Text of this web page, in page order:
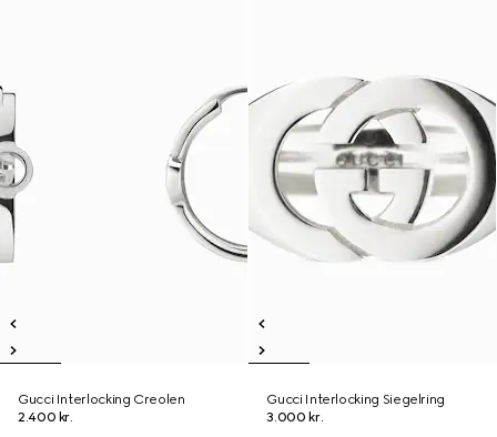
Gucci Interlocking Creolen
2.400 kr.
Gucci Interlocking Siegelring
3.000 kr.